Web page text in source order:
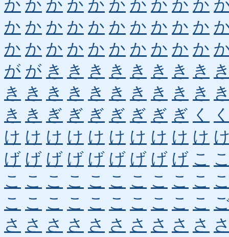
か か か か か か か か か か
か か か か か か か か か か
か か か か か か か か か か
が が き き き き き き き き
き き き き き き き き き き
き き ぎ ぎ ぎ ぎ ぎ ぎ ぎ く
け け け け け け け け け け
げ げ げ げ げ げ げ げ げ こ
こ こ こ こ こ こ こ こ こ こ
こ こ こ こ こ こ こ こ こ こ
さ さ さ さ さ さ さ さ さ さ